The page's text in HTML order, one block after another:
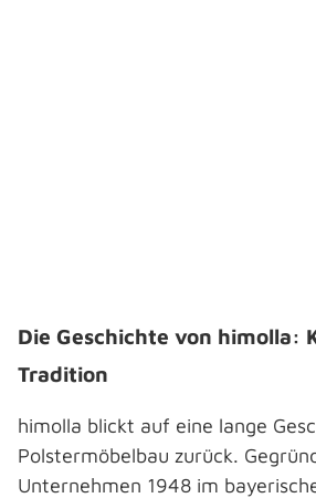
Die Geschichte von
Tradition
himolla blickt auf eine lange
Polstermöbelbau zurück.
Unternehmen 1948 im